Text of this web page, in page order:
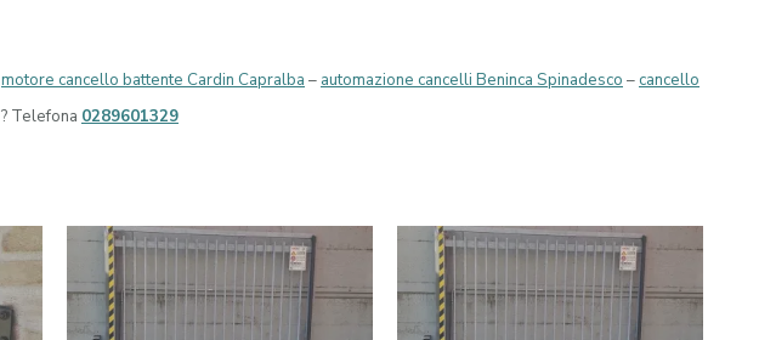
motore cancello battente Cardin Capralba – automazione cancelli Beninca Spinadesco –cancello
? Telefona 0289601329